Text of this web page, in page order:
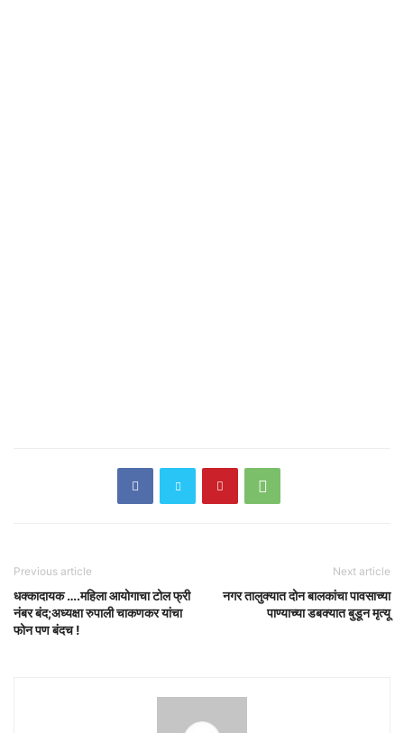
Previous article
धक्कादायक ….महिला आयोगाचा टोल फ्री
नंबर बंद;अध्यक्षा रुपाली चाकणकर यांचा
फोन पण बंदच !
Next article
नगर तालुक्यात दोन बालकांचा पावसाच्या
पाण्याच्या डबक्यात बुडून मृत्यू